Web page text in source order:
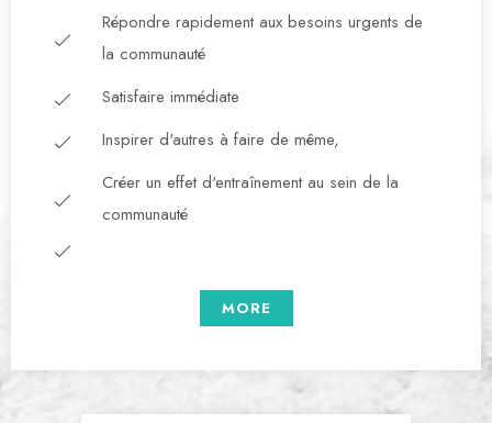
Répondre rapidement aux besoins urgents de
la communauté
Satisfaire immédiate
Inspirer d'autres à faire de même,
Créer un effet d'entraînement au sein de la
communauté
MORE